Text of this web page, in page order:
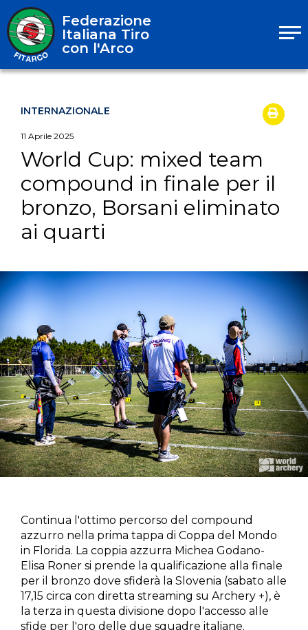
Federazione
Italiana Tiro
con l'Arco
INTERNAZIONALE
11 Aprile 2025
World Cup: mixed team
compound in finale per il
bronzo, Borsani eliminato
ai quarti
Continua l'ottimo percorso del compound
azzurro nella prima tappa di Coppa del Mondo
in Florida. La coppia azzurra Michea Godano-
Elisa Roner si prende la qualificazione alla finale
per il bronzo dove sfiderà la Slovenia (sabato alle
17,15 circa con diretta streaming su Archery +), è
la terza in questa divisione dopo l'accesso alle
sfide per l'oro delle due squadre italiane.